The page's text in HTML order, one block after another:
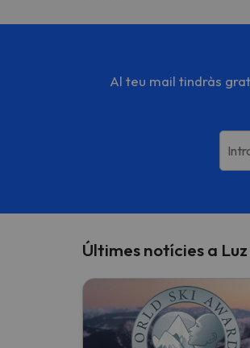
Al teu mail tindràs
Últimes notícies a